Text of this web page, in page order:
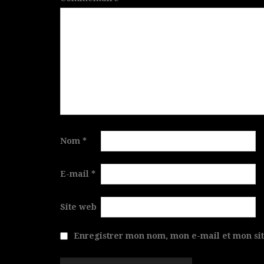
Nom *
E-mail *
Site web
Enregistrer mon nom, mon e-mail et mon